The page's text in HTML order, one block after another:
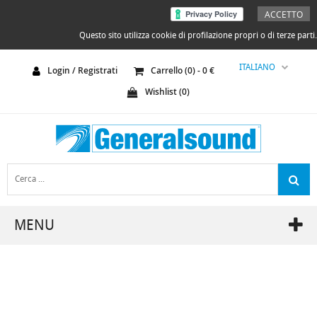
ACCETTO
Questo sito utilizza cookie di profilazione propri o di terze parti.
ITALIANO
Login / Registrati Carrello (0) -0€
Wishlist (0)
MENU